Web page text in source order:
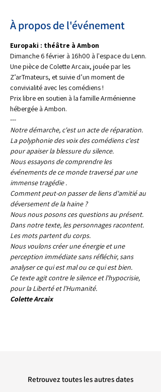
À propos de l'événement
Europaki : théâtre à Ambon
Dimanche 6 février à 16h00 à l'espace du Lenn.
Une pièce de Colette Arcaix, jouée par les
Z’arTmateurs, et suivie d’un moment de
convivialité avec les comédiens !
Prix libre en soutien à la famille Arménienne
hébergée à Ambon.
---
Notre démarche, c'est un acte de réparation.
La polyphonie des voix des comédiens c'est
pour apaiser la blessure du silence.
Nous essayons de comprendre les
événements de ce monde traversé par une
immense tragédie .
Comment peut-on passer de liens d'amitié au
déversement de la haine ?
Nous nous posons ces questions au présent.
Dans notre texte, les personnages racontent.
Les mots partent du corps.
Nous voulons créer une énergie et une
perception immédiate sans réfléchir, sans
analyser ce qui est mal ou ce qui est bien.
Ce texte agit contre le silence et l'hypocrisie,
pour la Liberté et l'Humanité.
Colette Arcaix
Retrouvez toutes les autres dates